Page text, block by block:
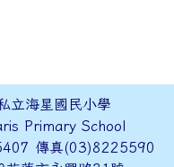
立海星國民小學
Primary School
傳真(03)8225590